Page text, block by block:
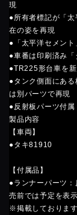
現
●所有者標記が「
在の姿を再現
●「太平洋セメン
●車番は印刷済み「
●TR225形台車を
●タンク側面にあ
は別パーツで再現
●反射板パーツ付属
製品内容
【車両】
●タキ81910
【付属品】
●ランナーパーツ
売前では予定を表
※掲載しておりま